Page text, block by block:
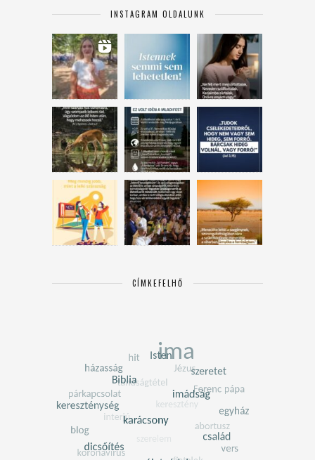
INSTAGRAM OLDALUNK
CÍMKEFELHŐ